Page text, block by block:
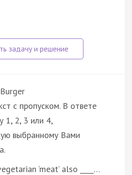
с пропуском. В ответе
1, 2, 3 или 4,
выбранному Вами
‘meat’ also ____…